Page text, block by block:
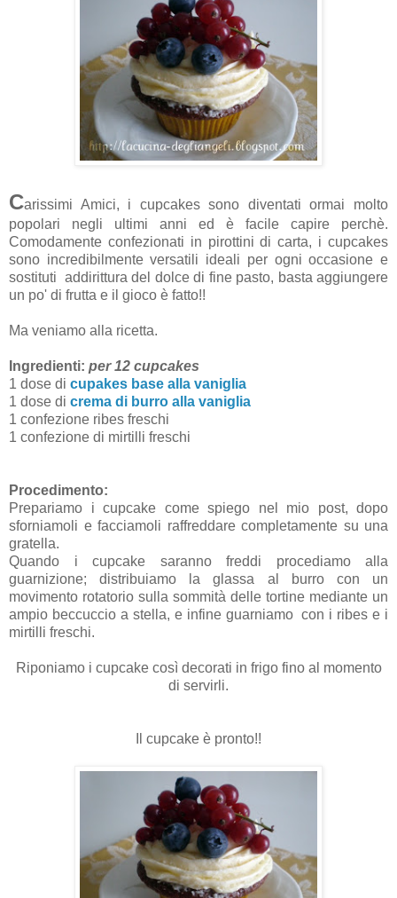
Carissimi Amici, i cupcakes sono diventati ormai molto
popolari negli ultimi anni ed è facile capire perchè.
Comodamente confezionati in pirottini di carta, i cupcakes
sono incredibilmente versatili ideali per ogni occasione e
sostituti addirittura del dolce di fine pasto, basta aggiungere
un po' di frutta e il gioco è fatto!!
Ma veniamo alla ricetta.
Ingredienti: per 12 cupcakes
1 dose di cupakes base alla vaniglia
1 dose di crema di burro alla vaniglia
1 confezione ribes freschi
1 confezione di mirtilli freschi
Procedimento:
Prepariamo i cupcake come spiego nel mio post, dopo
sforniamoli e facciamoli raffreddare completamente su una
gratella.
Quando i cupcake saranno freddi procediamo alla
guarnizione; distribuiamo la glassa al burro con un
movimento rotatorio sulla sommità delle tortine mediante un
ampio beccuccio a stella, e infine guarniamo con i ribes e i
mirtilli freschi.
Riponiamo i cupcake così decorati in frigo fino al momento
di servirli.
Il cupcake è pronto!!